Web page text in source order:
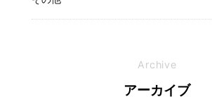
Archive
アーカイブ